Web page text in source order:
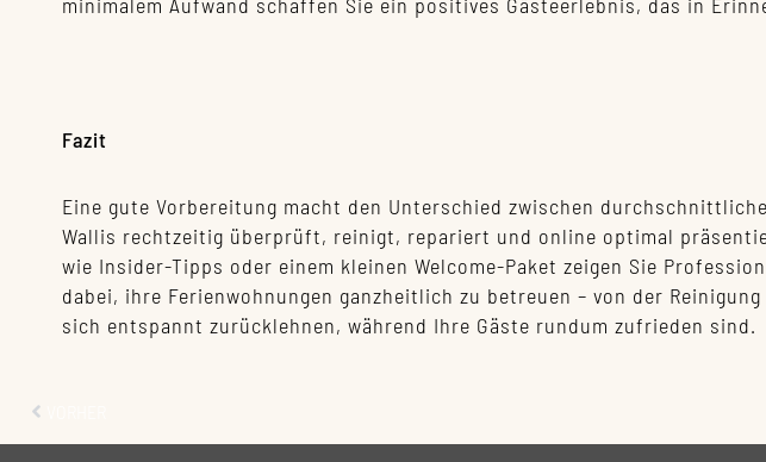
Fazit
Eine gute Vorbereitung macht den Unterschied zwischen
Wallis rechtzeitig überprüft, reinigt, repariert und online optimal
wie Insider-Tipps oder einem kleinen Welcome-Paket zeigen Sie
dabei, ihre Ferienwohnungen ganzheitlich zu betreuen – von der
sich entspannt zurücklehnen, während Ihre Gäste rundum zufrieden sind.
Zurück